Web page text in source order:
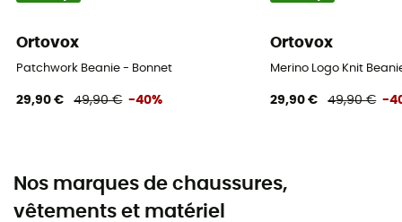
Ortovox
Patchwork Beanie - Bonnet
29,90 € 49,90 € -40%
Ortovox
Merino Logo Knit
29,90 € 49,90 € -
Nos marques de chaussures,
vêtements et matériel